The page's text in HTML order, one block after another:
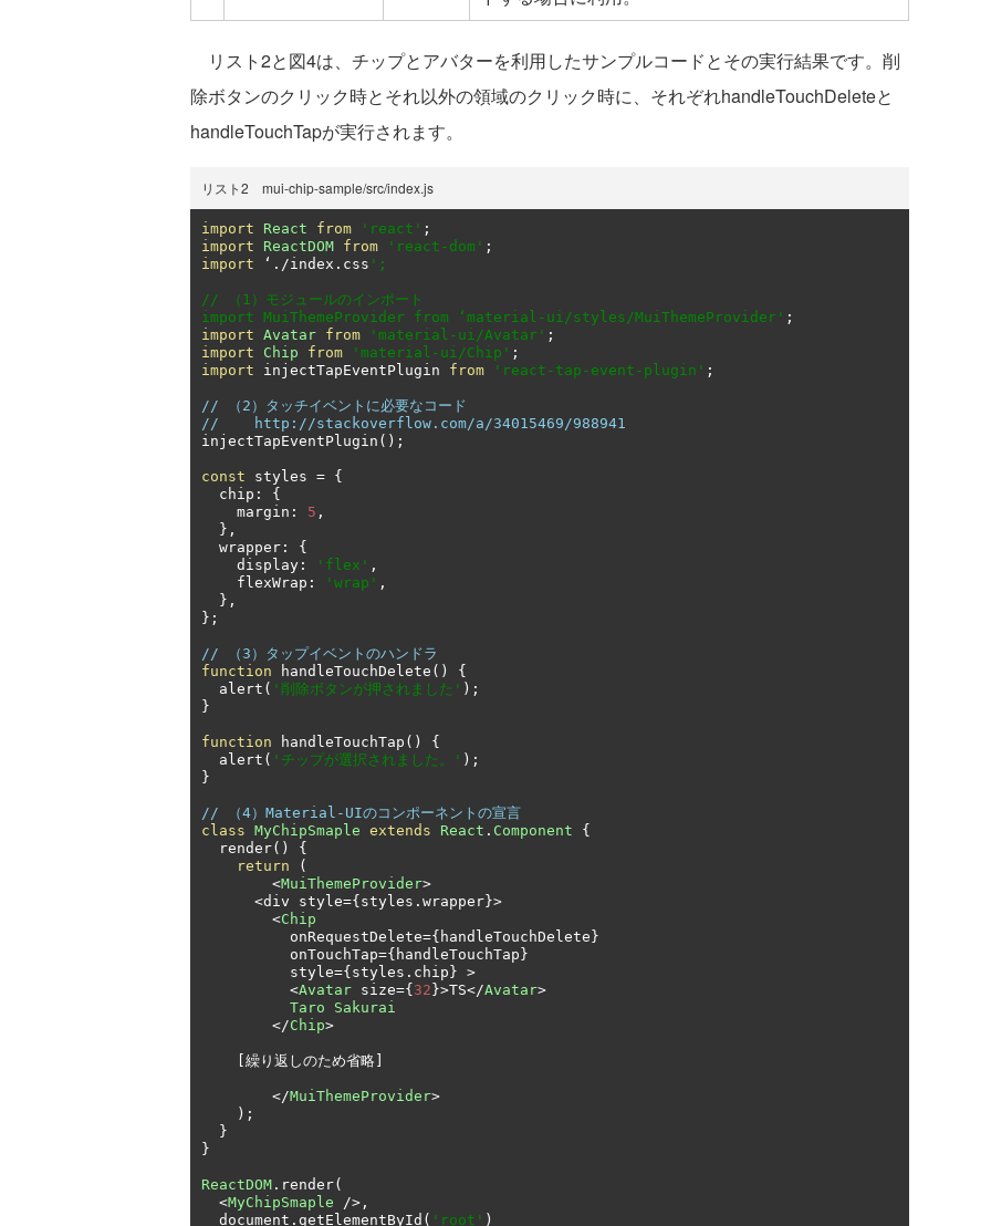
リスト2と図4は、チップとアバターを利用したサンプルコードとその実行結果です。削
除ボタンのクリック時とそれ以外の領域のクリック時に、それぞれhandleTouchDeleteと
handleTouchTapが実行されます。
リスト2 mui-chip-sample/src/index.js
import React from 'react' ;
import
ReactDOM from 'react-dom' ;
import
‘./index . css ';
// （1）モジュールのインポート
import MuiThemeProvider from ‘material-ui/styles/MuiThemeProvider' ;
import Avatar from 'material-ui/Avatar' ;
import
Chip from 'material-ui/Chip' ;
import injectTapEventPlugin from 'react-tap-event-plugin' ;
// （2）タッチイベントに必要なコード
//    http://stackoverflow.com/a/34015469/988941
injectTapEventPlugin ();
const styles = {
  chip
:
{
    margin
: 5 ,
},
  wrapper
:
{
    display
: 'flex' ,
    flexWrap
: 'wrap' ,
},
};
// （3）タップイベントのハンドラ
function handleTouchDelete ()
{
  alert
( '削除ボタンが押されました' );
}
function handleTouchTap ()
{
  alert
( 'チップが選択されました。' );
}
// （4）Material-UIのコンポーネントの宣言
class MyChipSmaple extends React . Component
{
  render
()
{
return
(
<MuiThemeProvider>
<div style={ styles . wrapper }>
<Chip
          onRequestDelete
={ handleTouchDelete }
          onTouchTap
={ handleTouchTap }
          style
={ styles . chip } >
<Avatar size={ 32 }>TS</Avatar>
Taro
Sakurai
</Chip>
[繰り返しのため省略]
</MuiThemeProvider>
);
}
}
ReactDOM . render(
<MyChipSmaple
/>,
  document
. getElementById ( 'root' )